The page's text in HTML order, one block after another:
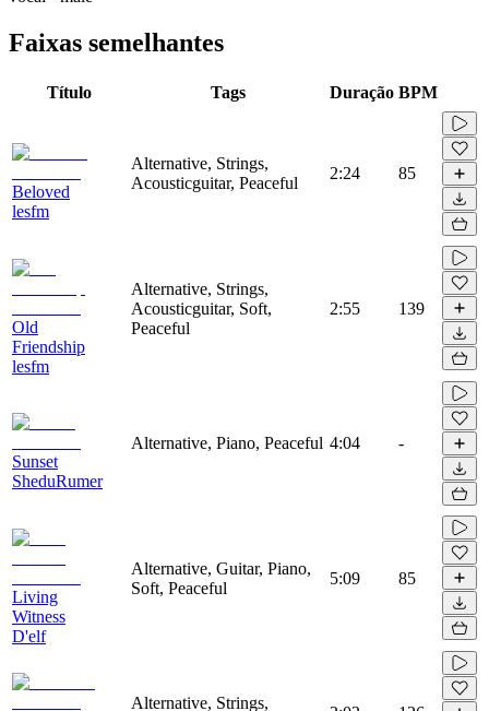
Faixas semelhantes
Título Tags Duração BPM
Beloved
lesfm
Alternative, Strings,
Acousticguitar, Peaceful
2:24 85
Old
Friendship
lesfm
Alternative, Strings,
Acousticguitar, Soft,
Peaceful
2:55 139
Sunset
SheduRumer
Alternative, Piano, Peaceful 4:04 -
Living
Witness
D'elf
Alternative, Guitar, Piano,
Soft, Peaceful
5:09 85
Alternative, Strings,